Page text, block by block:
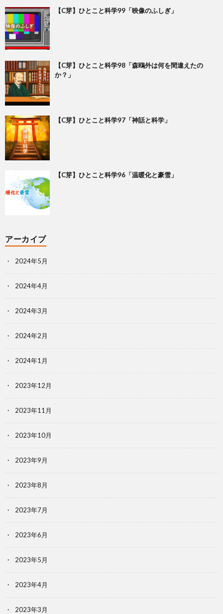
【C芽】ひとこと科学99「映像のふしぎ」
【C芽】ひとこと科学98「森鴎外は何を間違えたの
か？」
【C芽】ひとこと科学97「神話と科学」
【C芽】ひとこと科学96「温暖化と豪雪」
アーカイブ
2024年5月
2024年4月
2024年3月
2024年2月
2024年1月
2023年12月
2023年11月
2023年10月
2023年9月
2023年8月
2023年7月
2023年6月
2023年5月
2023年4月
2023年3月